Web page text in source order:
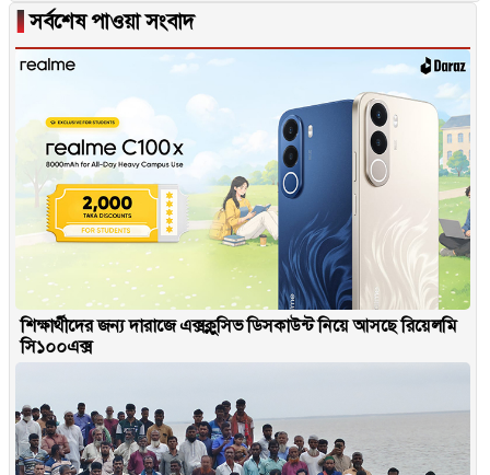
▐সর্বশেষ পাওয়া সংবাদ
শিক্ষার্থীদের জন্য দারাজে এক্সক্লুসিভ ডিসকাউন্ট নিয়ে আসছে রিয়েলমি
সি১০০এক্স